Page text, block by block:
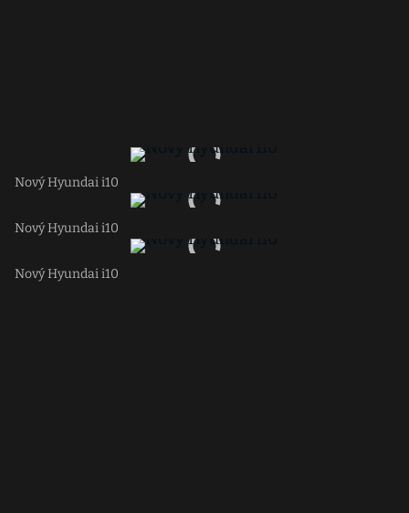
Nový Hyundai i10
Nový Hyundai i10
Nový Hyundai i10